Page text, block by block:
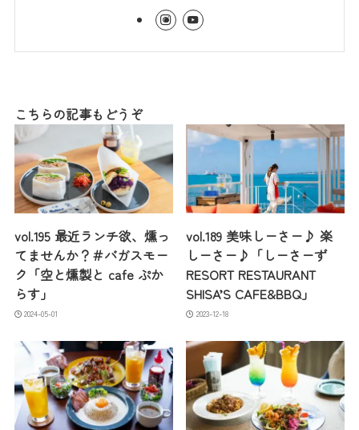
こちらの記事もどうぞ
vol.195 最近ランチ欲、燻っ
てませんか？＃バガスモー
ク「空と燻製と cafe ぷか
らす」
2024-05-01
vol.189 美味しーさー♪ 楽
しーさー♪「しーさーず
RESORT RESTAURANT
SHISA’S CAFE&BBQ」
2023-12-18